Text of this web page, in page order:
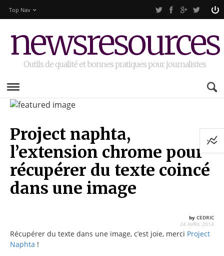
Top Nav
newsresources
Outils de qualité et bonnes pratiques pour journalistes
Project naphta,
l’extension chrome pour
récupérer du texte coincé
dans une image
by CEDRIC
24 AVRIL 2014
Récupérer du texte dans une image, c’est joie, merci Project
Naphta !